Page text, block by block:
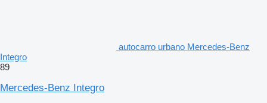
autocarro urbano Mercedes-Benz
Integro
89
Mercedes-Benz Integro